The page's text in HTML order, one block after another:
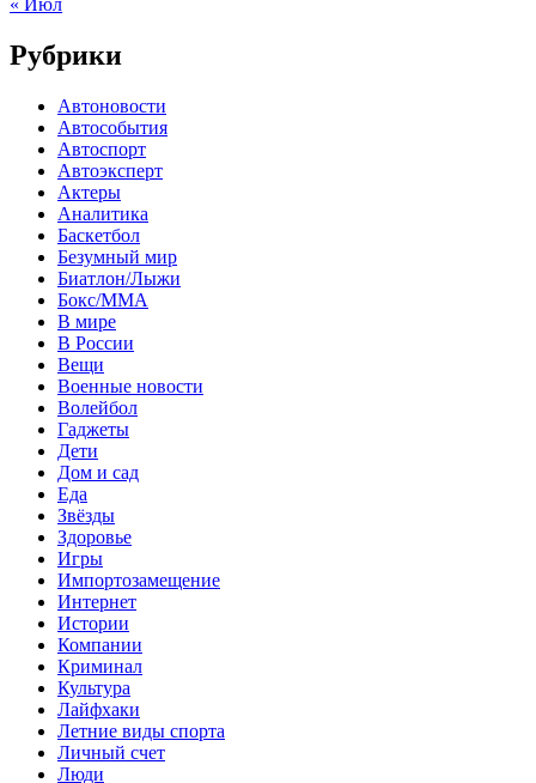
Рубрики
Автоновости
Автособытия
Автоспорт
Автоэксперт
Актеры
Аналитика
Баскетбол
Безумный мир
Биатлон/Лыжи
Бокс/MMA
В мире
В России
Вещи
Военные новости
Волейбол
Гаджеты
Дети
Дом и сад
Еда
Звёзды
Здоровье
Игры
Импортозамещение
Интернет
Истории
Компании
Криминал
Культура
Лайфхаки
Летние виды спорта
Личный счет
Люди